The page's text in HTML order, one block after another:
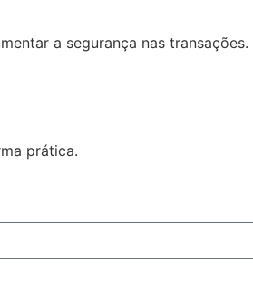
a segurança nas transações.
prática.